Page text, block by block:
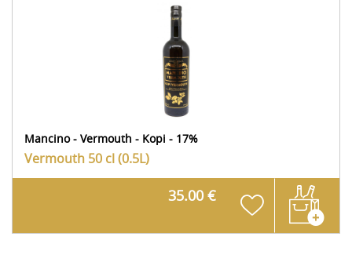
Mancino - Vermouth - Kopi - 17%
Vermouth 50 cl (0.5L)
35.00 €